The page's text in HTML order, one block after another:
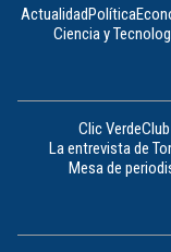
ActualidadPolítica
Ciencia y
Clic Verde
La entrevista de
Mesa de